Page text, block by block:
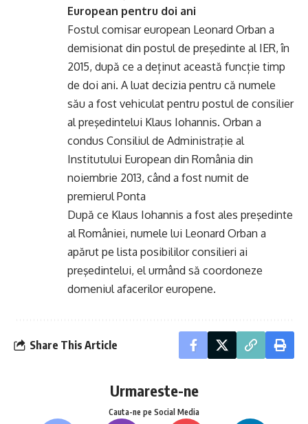
European pentru doi ani
Fostul comisar european Leonard Orban a
demisionat din postul de preşedinte al IER, în
2015, după ce a deținut această funcție timp
de doi ani. A luat decizia pentru că numele
său a fost vehiculat pentru postul de consilier
al preşedintelui Klaus Iohannis. Orban a
condus Consiliul de Administraţie al
Institutului European din România din
noiembrie 2013, când a fost numit de
premierul Ponta
După ce Klaus Iohannis a fost ales preşedinte
al României, numele lui Leonard Orban a
apărut pe lista posibililor consilieri ai
preşedintelui, el urmând să coordoneze
domeniul afacerilor europene.
Share This Article
Urmareste-ne
Cauta-ne pe Social Media